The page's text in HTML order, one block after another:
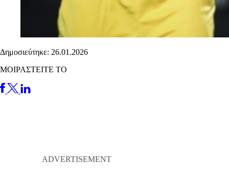
Δημοσιεύτηκε: 26.01.2026
ΜΟΙΡΑΣΤΕΙΤΕ ΤΟ